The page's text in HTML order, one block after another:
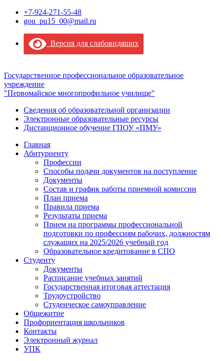
+7-924-271-55-48
gou_pu15_00@mail.ru
Версия для слабовидящих
Государственное профессиональное образовательное
учреждение
"Первомайское многопрофильное училище"
Сведения об образовательной организации
Электронные образовательные ресурсы
Дистанционное обучение ГПОУ «ПМУ»
Главная
Абитуриенту
Профессии
Способы подачи документов на поступление
Документы
Состав и график работы приемной комиссии
План приема
Правила приема
Результаты приема
Прием на программы профессиональной
подготовки по профессиям рабочих, должностям
служащих на 2025/2026 учебный год
Образовательное кредитование в СПО
Студенту
Документы
Расписание учебных занятий
Государственная итоговая аттестация
Трудоустройство
Студенческое самоуправление
Общежитие
Профориентация школьников
Контакты
Электронный журнал
УПК